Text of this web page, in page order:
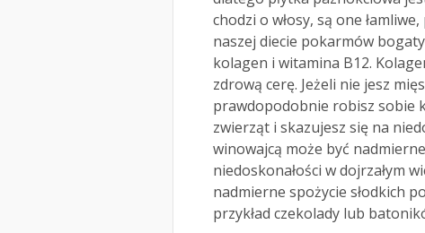
chodzi o włosy, są one
naszej diecie pokarmów
kolagen i witamina B12.
zdrową cerę. Jeżeli nie jesz
prawdopodobnie robisz sobie
zwierząt i skazujesz się na
winowajcą może być
niedoskonałości w dojrzałym
nadmierne spożycie słodkich
przykład czekolady lub